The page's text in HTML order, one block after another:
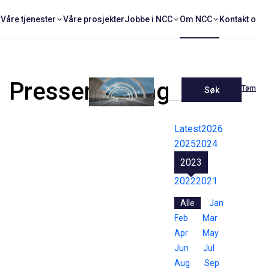
Våre tjenester Våre prosjekterJobbe i NCC Om NCC Kontakt
Pressemeldinger Søk
Latest2026
20252024
2023
20222021
Alle
Jan
Feb
Mar
Apr
May
Jun
Jul
Aug
Sep